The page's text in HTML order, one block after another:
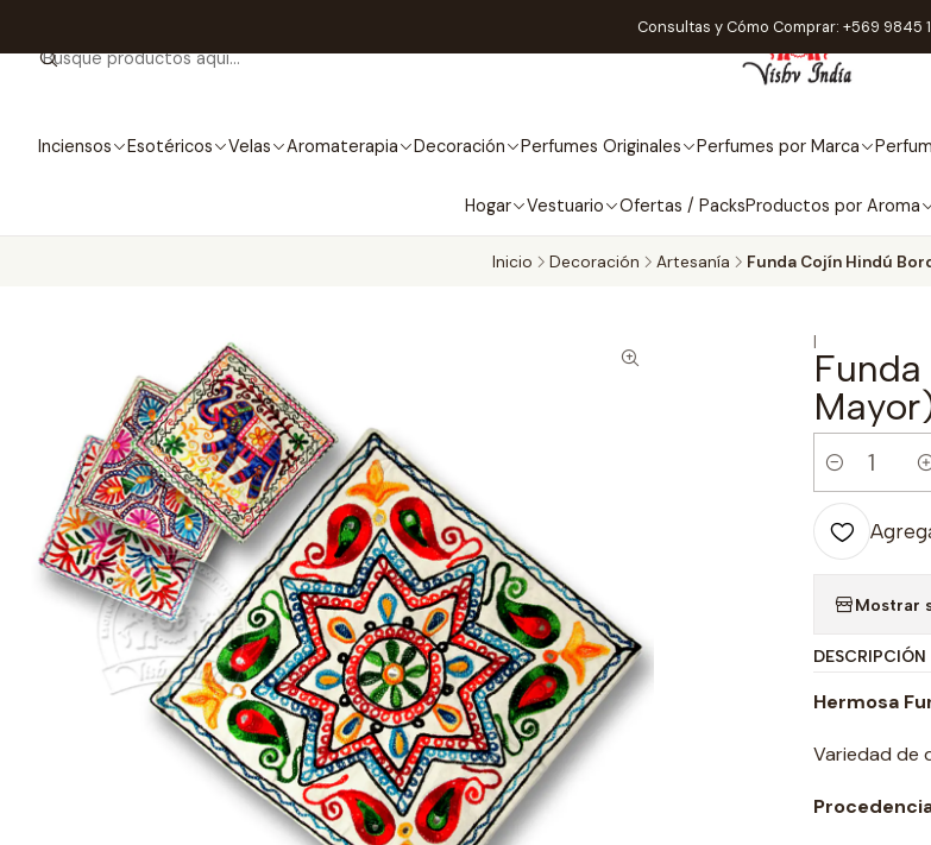
Inciensos Esotéricos Velas Aromaterapia Decoración Perfumes Originales Perfumes por Marca
Hogar Vestuario Ofertas / PacksProductos por Aroma
Consultas y Cómo Comprar: +569 9845
Inicio Decoración Artesanía Funda Cojín Hindú
|
Cantidad
Mostrar
DESCRIPCIÓN
Hermosa
Variedad de